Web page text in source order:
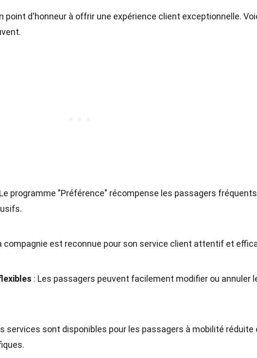
point d'honneur à offrir une expérience client exceptionnelle.
programme "Préférence" récompense les passagers fréquents
compagnie est reconnue pour son service client attentif et
: Les passagers peuvent facilement modifier ou annuler
services sont disponibles pour les passagers à mobilité réduite